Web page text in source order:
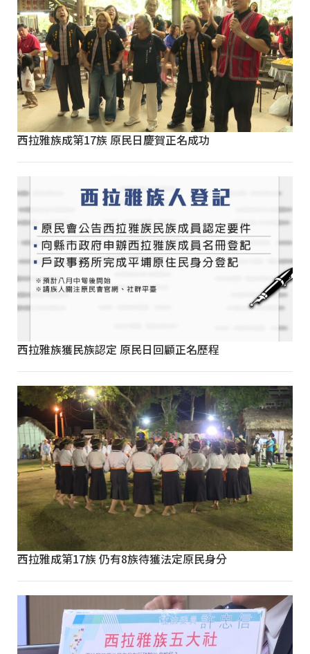
西拉雅族成第17族 原民日慶賀正名成功
西拉雅族獲民族認定 原民日回顧正名歷程
西拉雅成第17族 仍有8族待獲法定原民身分